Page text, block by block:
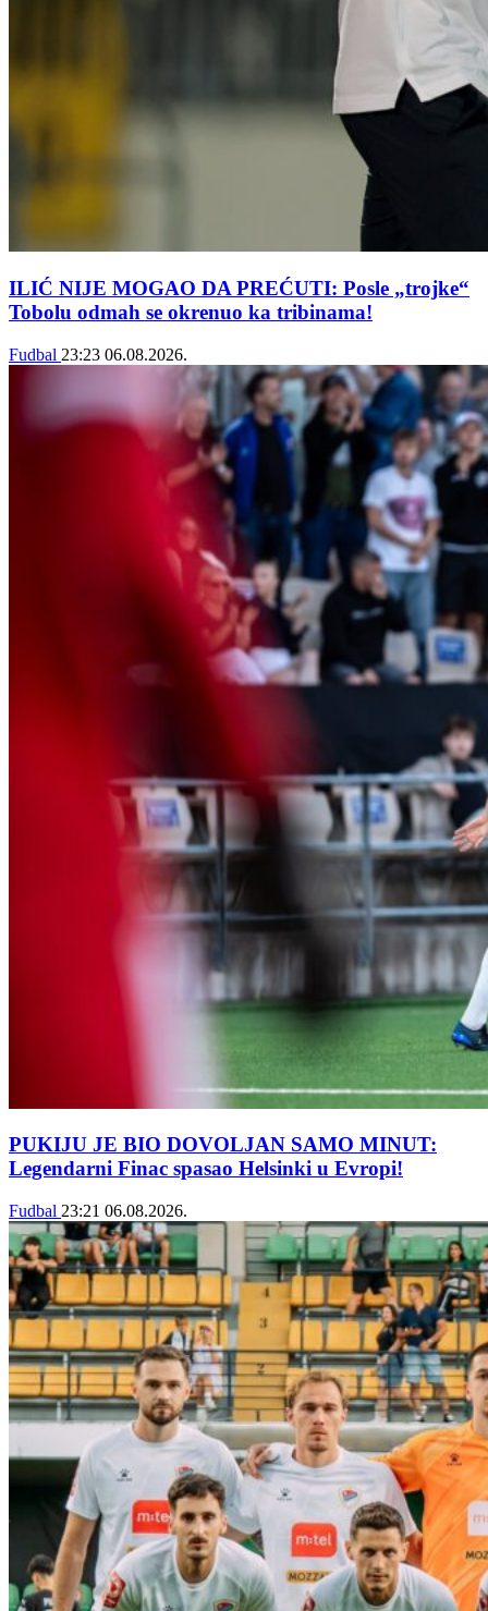
ILIĆ NIJE MOGAO DA PREĆUTI: Posle „trojke“
Tobolu odmah se okrenuo ka tribinama!
Fudbal 23:23 06.08.2026.
PUKIJU JE BIO DOVOLJAN SAMO MINUT:
Legendarni Finac spasao Helsinki u Evropi!
Fudbal 23:21 06.08.2026.